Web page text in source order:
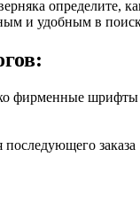
определите,
и удобным в
фирменные шрифты
заказа